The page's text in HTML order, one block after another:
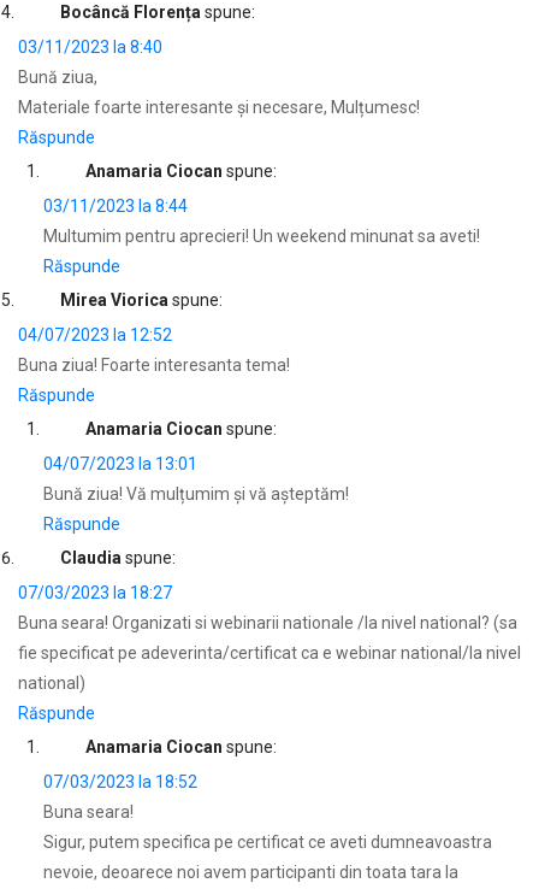
Bocâncă Florența spune:
03/11/2023 la 8:40
Bună ziua,
Materiale foarte interesante și necesare, Mulțumesc!
Răspunde
Anamaria Ciocan spune:
03/11/2023 la 8:44
Multumim pentru aprecieri! Un weekend minunat sa aveti!
Răspunde
Mirea Viorica spune:
04/07/2023 la 12:52
Buna ziua! Foarte interesanta tema!
Răspunde
Anamaria Ciocan spune:
04/07/2023 la 13:01
Bună ziua! Vă mulțumim şi vă aşteptăm!
Răspunde
Claudia spune:
07/03/2023 la 18:27
Buna seara! Organizati si webinarii nationale /la nivel national? (sa
fie specificat pe adeverinta/certificat ca e webinar national/la nivel
national)
Răspunde
Anamaria Ciocan spune:
07/03/2023 la 18:52
Buna seara!
Sigur, putem specifica pe certificat ce aveti dumneavoastra
nevoie, deoarece noi avem participanti din toata tara la